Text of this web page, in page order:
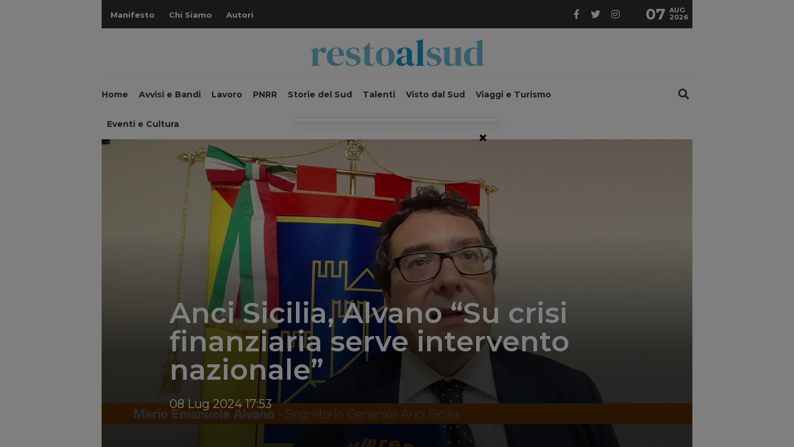
Manifesto Chi Siamo Autori 07 AUG
2026
Home Avvisi e Bandi Lavoro PNRR Storie del Sud Talenti Visto dal Sud Viaggi e Turismo
Eventi e Cultura
';
Anci Sicilia, Alvano “Su crisi
finanziaria serve intervento
nazionale”
08 Lug 2024 17:53
×